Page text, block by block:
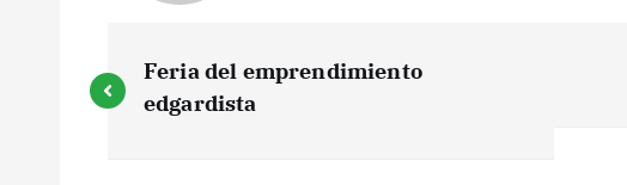
N
a
Feria del emprendimiento
edgardista